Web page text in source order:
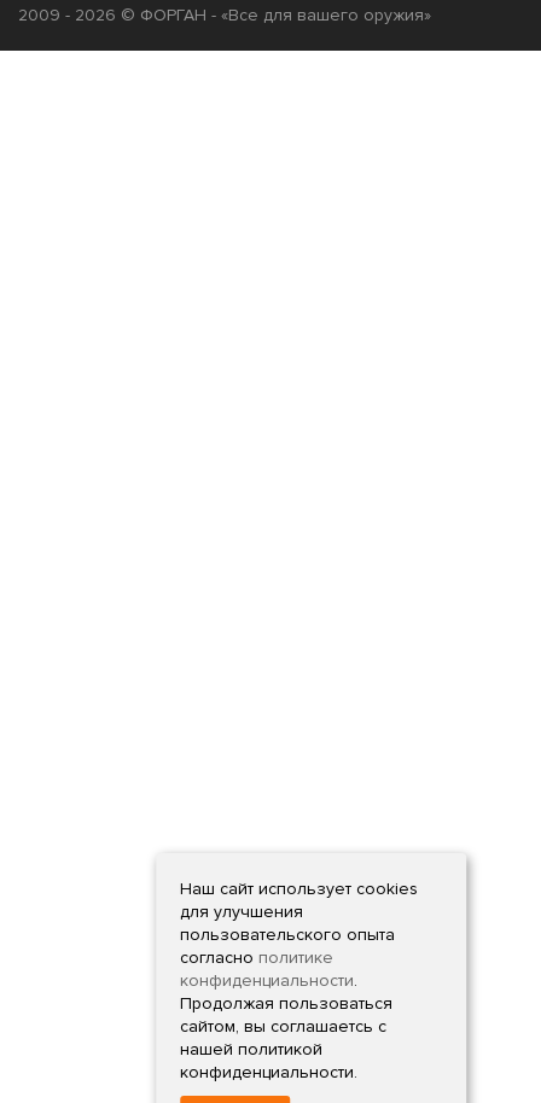
2009 - 2026 © ФОРГАН - «Все для вашего оружия»
Наш сайт использует cookies
для улучшения
пользовательского опыта
согласно политике
конфиденциальности.
Продолжая пользоваться
сайтом, вы соглашаетсь с
нашей политикой
конфиденциальности.